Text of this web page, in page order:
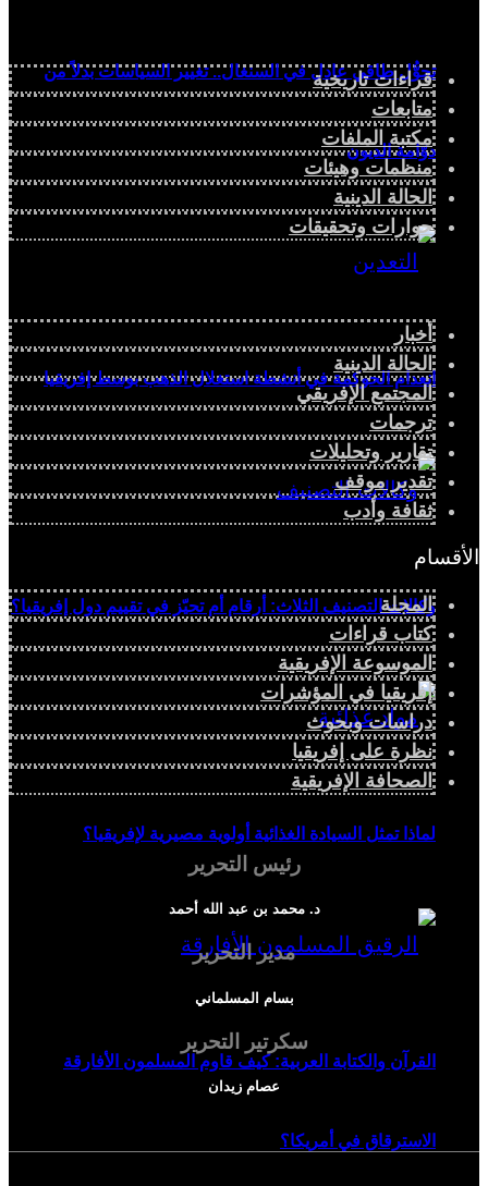
تحوُّل طاقي عادل في السنغال.. تغيير السياسات بدلاً من
دوّامة الديون
انعدام الحوكمة في أنشطة استغلال الذهب بوسط إفريقيا
وكالات التصنيف الثلاث: أرقام أم تحيّز في تقييم دول إفريقيا؟
لماذا تمثل السيادة الغذائية أولوية مصيرية لإفريقيا؟
القرآن والكتابة العربية: كيف قاوم المسلمون الأفارقة
الاسترقاق في أمريكا؟
قراءات تاريخية
متابعات
مكتبة الملفات
منظمات وهيئات
الحالة الدينية
حوارات وتحقيقات
أخبار
الحالة الدينية
المجتمع الإفريقي
ترجمات
تقارير وتحليلات
تقدير موقف
ثقافة وأدب
الأقسام
المجلة
كتاب قراءات
الموسوعة الإفريقية
إفريقيا في المؤشرات
دراسات وبحوث
نظرة على إفريقيا
الصحافة الإفريقية
رئيس التحرير
د. محمد بن عبد الله أحمد
مدير التحرير
بسام المسلماني
سكرتير التحرير
عصام زيدان